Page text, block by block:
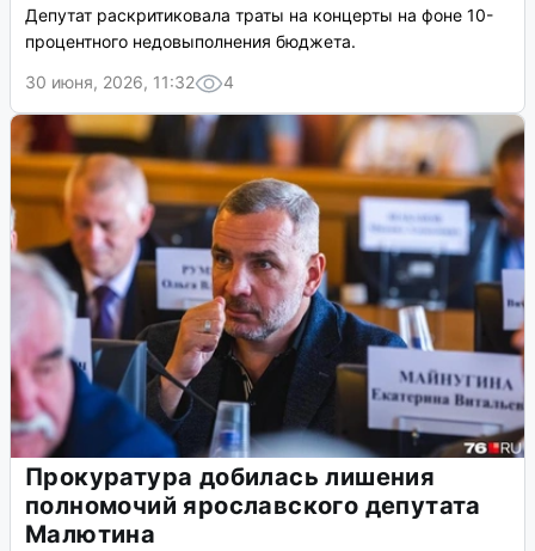
Депутат раскритиковала траты на концерты на фоне 10-
процентного недовыполнения бюджета.
30 июня, 2026, 11:32
4
Прокуратура добилась лишения
полномочий ярославского депутата
Малютина